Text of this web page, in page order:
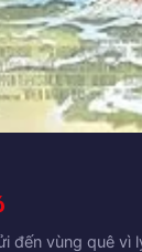
đến vùng quê